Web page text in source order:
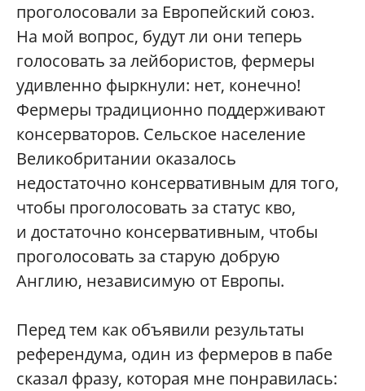
проголосовали за Европейский союз.
На мой вопрос, будут ли они теперь
голосовать за лейбористов, фермеры
удивленно фыркнули: нет, конечно!
Фермеры традиционно поддерживают
консерваторов. Сельское население
Великобритании оказалось
недостаточно консервативным для того,
чтобы проголосовать за статус кво,
и достаточно консервативным, чтобы
проголосовать за старую добрую
Англию, независимую от Европы.
Перед тем как объявили результаты
референдума, один из фермеров в пабе
сказал фразу, которая мне понравилась: